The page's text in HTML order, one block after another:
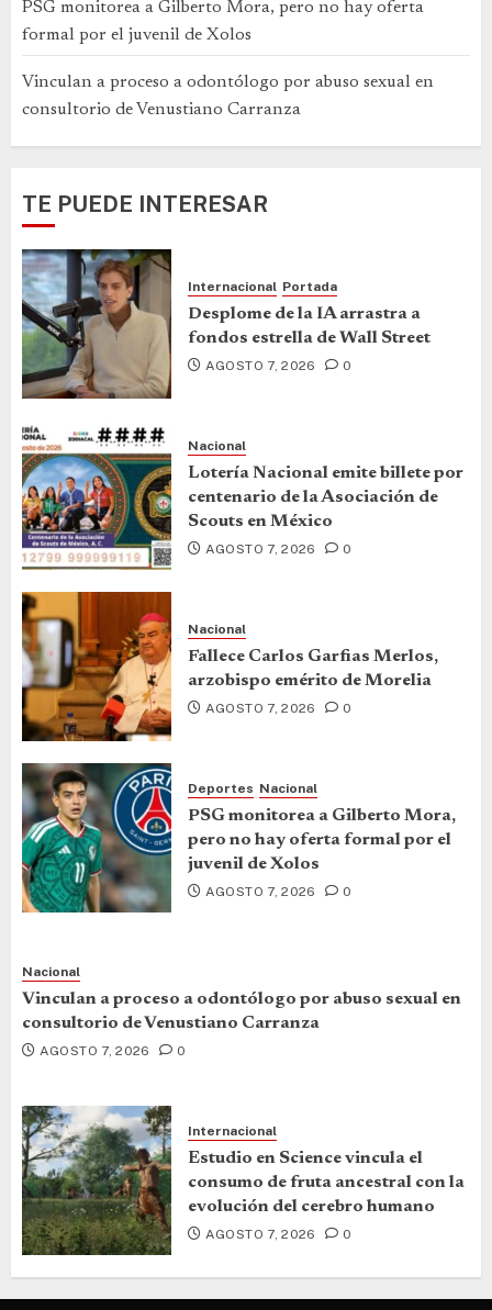
PSG monitorea a Gilberto Mora, pero no hay oferta
formal por el juvenil de Xolos
Vinculan a proceso a odontólogo por abuso sexual en
consultorio de Venustiano Carranza
TE PUEDE INTERESAR
Internacional Portada
Desplome de la IA arrastra a
fondos estrella de Wall Street
AGOSTO 7, 2026 0
Nacional
Lotería Nacional emite billete por
centenario de la Asociación de
Scouts en México
AGOSTO 7, 2026 0
Nacional
Fallece Carlos Garfias Merlos,
arzobispo emérito de Morelia
AGOSTO 7, 2026 0
Deportes Nacional
PSG monitorea a Gilberto Mora,
pero no hay oferta formal por el
juvenil de Xolos
AGOSTO 7, 2026 0
Nacional
Vinculan a proceso a odontólogo por abuso sexual en
consultorio de Venustiano Carranza
AGOSTO 7, 2026 0
Internacional
Estudio en Science vincula el
consumo de fruta ancestral con la
evolución del cerebro humano
AGOSTO 7, 2026 0